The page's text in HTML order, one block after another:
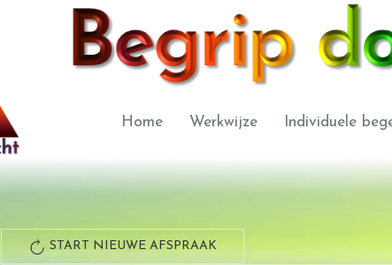
Home Werkwijze Individuele
START NIEUWE AFSPRAAK